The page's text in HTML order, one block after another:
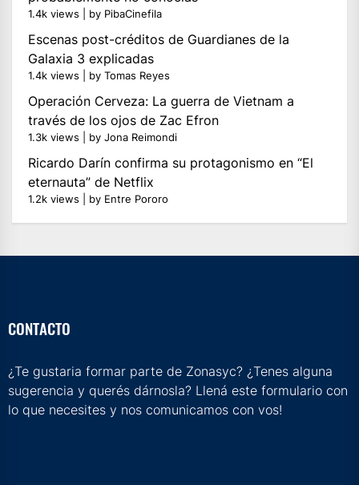
1.4k views by PibaCinefila
Escenas post-créditos de Guardianes de la
Galaxia 3 explicadas
1.4k views by Tomas Reyes
Operación Cerveza: La guerra de Vietnam a
través de los ojos de Zac Efron
1.3k views by Jona Reimondi
Ricardo Darín confirma su protagonismo en “El
eternauta” de Netflix
1.2k views by Entre Pororo
CONTACTO
¿Te gustaria formar parte de Zonasyc? ¿Tenes alguna
sugerencia y querés dárnosla? Llená este formulario con
lo que necesites y nos comunicamos con vos!